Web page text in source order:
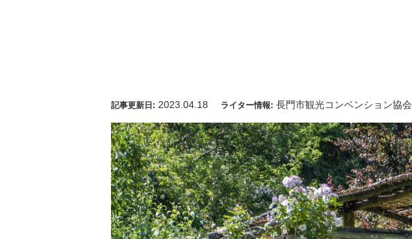
記事更新日: 2023.04.18 ライター情報: 長門市観光コンベンション協会